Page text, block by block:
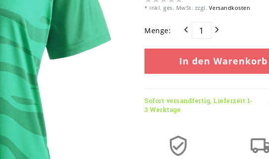
* inkl. ges. MwSt. zzgl. Versandkosten
Menge:
In den Warenkorb
Sofort versandfertig, Lieferzeit 1-
3 Werktage